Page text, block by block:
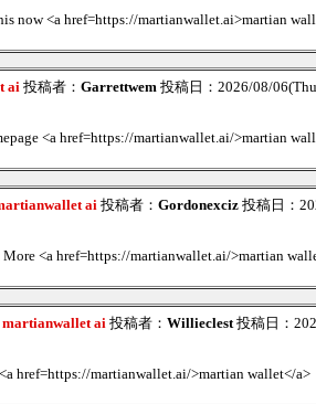
now <a href=https://martianwallet.ai>martian
ai投稿者： Garrettwem 投稿日：2026/08/
<a href=https://martianwallet.ai/>martian
ai 投稿者： Gordonexciz 投稿日：
<a href=https://martianwallet.ai/>martian
ai 投稿者： Willieclest投稿日：
href=https://martianwallet.ai/>martian wallet</a>